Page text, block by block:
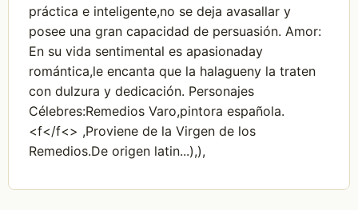
práctica e inteligente,no se deja avasallar y
posee una gran capacidad de persuasión. Amor:
En su vida sentimental es apasionaday
romántica,le encanta que la halagueny la traten
con dulzura y dedicación. Personajes
Célebres:Remedios Varo,pintora española.
<f</f<> ,Proviene de la Virgen de los
Remedios.De origen latin...),),